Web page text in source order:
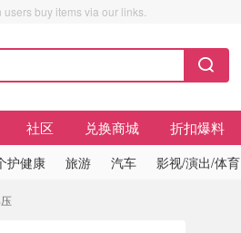
buy items via our links.
社区 兑换商城 折扣爆料
护健康 旅游 汽车 影视/演出/体育